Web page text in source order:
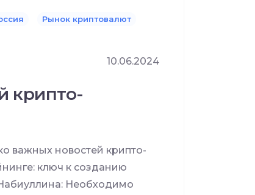
Рынок криптовалют
10.06.2024
крипто-
важных новостей крипто-
ключ к созданию
Необходимо